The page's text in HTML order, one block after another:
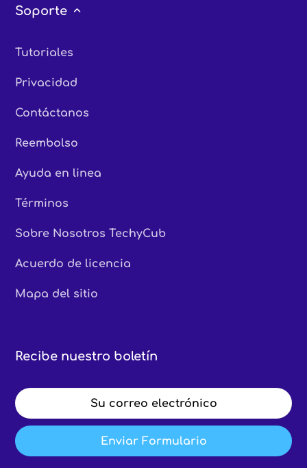
Soporte
Tutoriales
Privacidad
Contáctanos
Reembolso
Ayuda en linea
Términos
Sobre Nosotros TechyCub
Acuerdo de licencia
Mapa del sitio
Recibe nuestro boletín
Enviar Formulario